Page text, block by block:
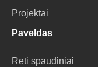
Projektai
Paveldas
Reti spaudiniai